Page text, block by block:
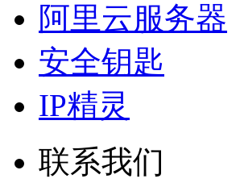
阿里云服务器
安全钥匙
IP精灵
联系我们